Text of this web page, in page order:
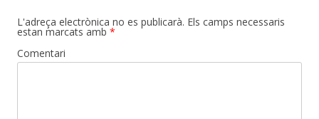
L'adreça electrònica no es publicarà. Els camps necessaris
estan marcats amb *
Comentari